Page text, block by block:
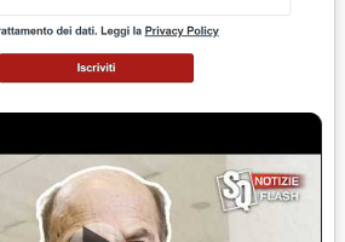
effettuano altri 6 arresti '